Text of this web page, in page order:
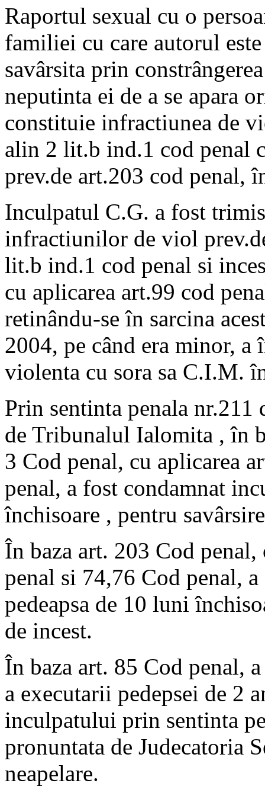
Raportul sexual cu o
familiei cu care autorul
savârsita prin
neputinta ei de a se apara
constituie infractiunea de
alin 2 lit.b ind.1 cod penal
prev.de art.203 cod penal,
Inculpatul C.G. a fost
infractiunilor de viol
lit.b ind.1 cod penal si
cu aplicarea art.99 cod
retinându-se în sarcina
2004, pe când era minor,
violenta cu sora sa C.I.M.
Prin sentinta penala
de Tribunalul Ialomita , în
3 Cod penal, cu aplicarea
penal, a fost condamnat
închisoare , pentru
În baza art. 203 Cod
penal si 74,76 Cod penal,
pedeapsa de 10 luni
de incest.
În baza art. 85 Cod penal,
a executarii pedepsei de 2
inculpatului prin sentinta
pronuntata de Judecatoria
neapelare.